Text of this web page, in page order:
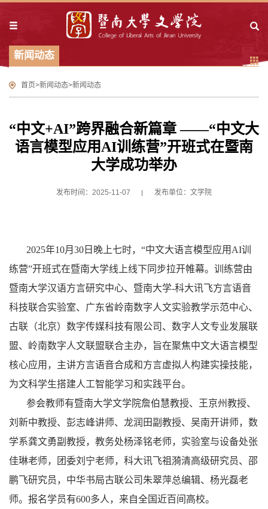
新闻动态
首页>新闻动态>新闻动态
“中文+AI”跨界融合新篇章 ——“中文大
语言模型应用AI训练营”开班式在暨南
大学成功举办
发布时间：2025-11-07 发布单位：文学院
2025年10月30 日 晚上七时，“中文大语言模型应用 AI训
练营”开班式在暨南大学线上线下同步拉开帷幕。训练营由
暨南大学汉语方言研究中心、暨南大学-科大讯飞方言语音
科技联合实验室、广东省岭南数字人文实验教学示范中心、
古联（北京）数字传媒科技有限公司、数字人文专业发展联
盟、岭南数字人文联盟联合主办，旨在聚焦中文大语言模型
核心应用，主讲方言语音合成和方言虚拟人构建实操技能，
为文科学生搭建人工智能学习和实践平台。
参会教师有暨南大学文学院詹伯慧教授、王京州教授、
刘新中教授、 彭志峰讲师、龙润田副教授、吴南开讲师，数
学系龚文勇副教授， 教务处杨泽铭老师，实验室与设备处张
佳琳老师，团委刘宁老师， 科大讯飞祖漪清高级研究员、邵
鹏飞研究员 ， 中华书局古联公司朱翠萍总编辑、杨光磊老
师。 报名学员有600多人，来自全国近百间高校。